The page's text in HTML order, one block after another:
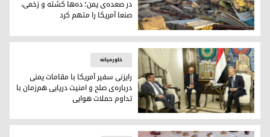
حمله‌ی هوایی به بازداشتگاه مهاجران در صعده‌ی یمن؛ ده‌ها
در صعده‌ی یمن؛ ده‌ها کشته و زخمی،
صنعا آمریکا را متهم کرد
رایزنی سفیر آمریکا با مقامات یمنی درباره‌ی صلح و امنیت
خاورمیانه
رایزنی سفیر آمریکا با مقامات یمنی
درباره‌ی صلح و امنیت دریایی هم‌زمان با
تداوم حملات هوایی